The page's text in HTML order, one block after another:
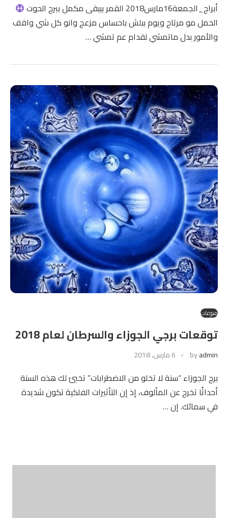
أبراج_الجمعة16مارس2018 القمر بيبقى مكمل ببرج الحوت
الحمل مو مرتاح ويوم ببلش باحساس مزعج وانو كل شي واقف
والأمور بدل ماتمشي لقدام عم تمشي …
منوعات
توقعات برجي الجوزاء والسرطان لعام 2018
byadmin 6 مارس، 2018
برج الجوزاء “سنة لا تخلو من الاضطرابات” تخبئ لك هذه السنة
أحداثًا تخرج عن المألوف، إذ إن التأثيرات الفلكية تكون شديدة
في سمائك. إن …